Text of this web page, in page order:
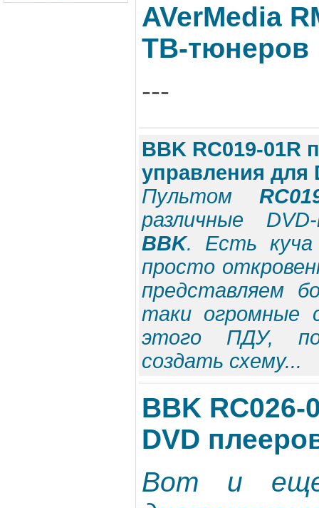
AVerMedia
ТВ-тюнеров
---
BBK RC019-01R
управления для
Пультом
различные
BBK. Есть куча
просто
представляем
таки огромные
этого ПДУ,
создать схему...
BBK RC026-
DVD
Вот и